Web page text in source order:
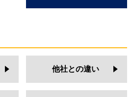
他社との違い